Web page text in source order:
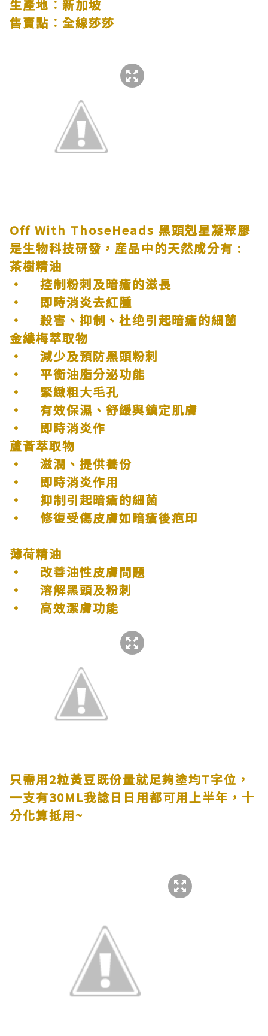
生產地︰新加坡
售賣點︰全線莎莎
Off With ThoseHeads 黑頭剋星凝聚膠
是生物科技研發，産品中的天然成分有 :
茶樹精油
•
控制粉刺及暗瘡的滋長
•
即時消炎去紅腫
•
殺害、抑制、杜绝引起暗瘡的細菌
金縷梅萃取物
•
減少及預防黑頭粉刺
•
平衡油脂分泌功能
•
緊緻粗大毛孔
•
有效保濕、舒緩與鎮定肌膚
•
即時消炎作
蘆薈萃取物
•
滋潤、提供養份
•
即時消炎作用
•
抑制引起暗瘡的細菌
•
修復受傷皮膚如暗瘡後疤印
薄荷精油
•
改善油性皮膚問題
•
溶解黑頭及粉刺
•
高效潔膚功能
只需用2粒黃豆既份量就足夠塗均T字位，
一支有30ML我諗日日用都可用上半年，十
分化算抵用~